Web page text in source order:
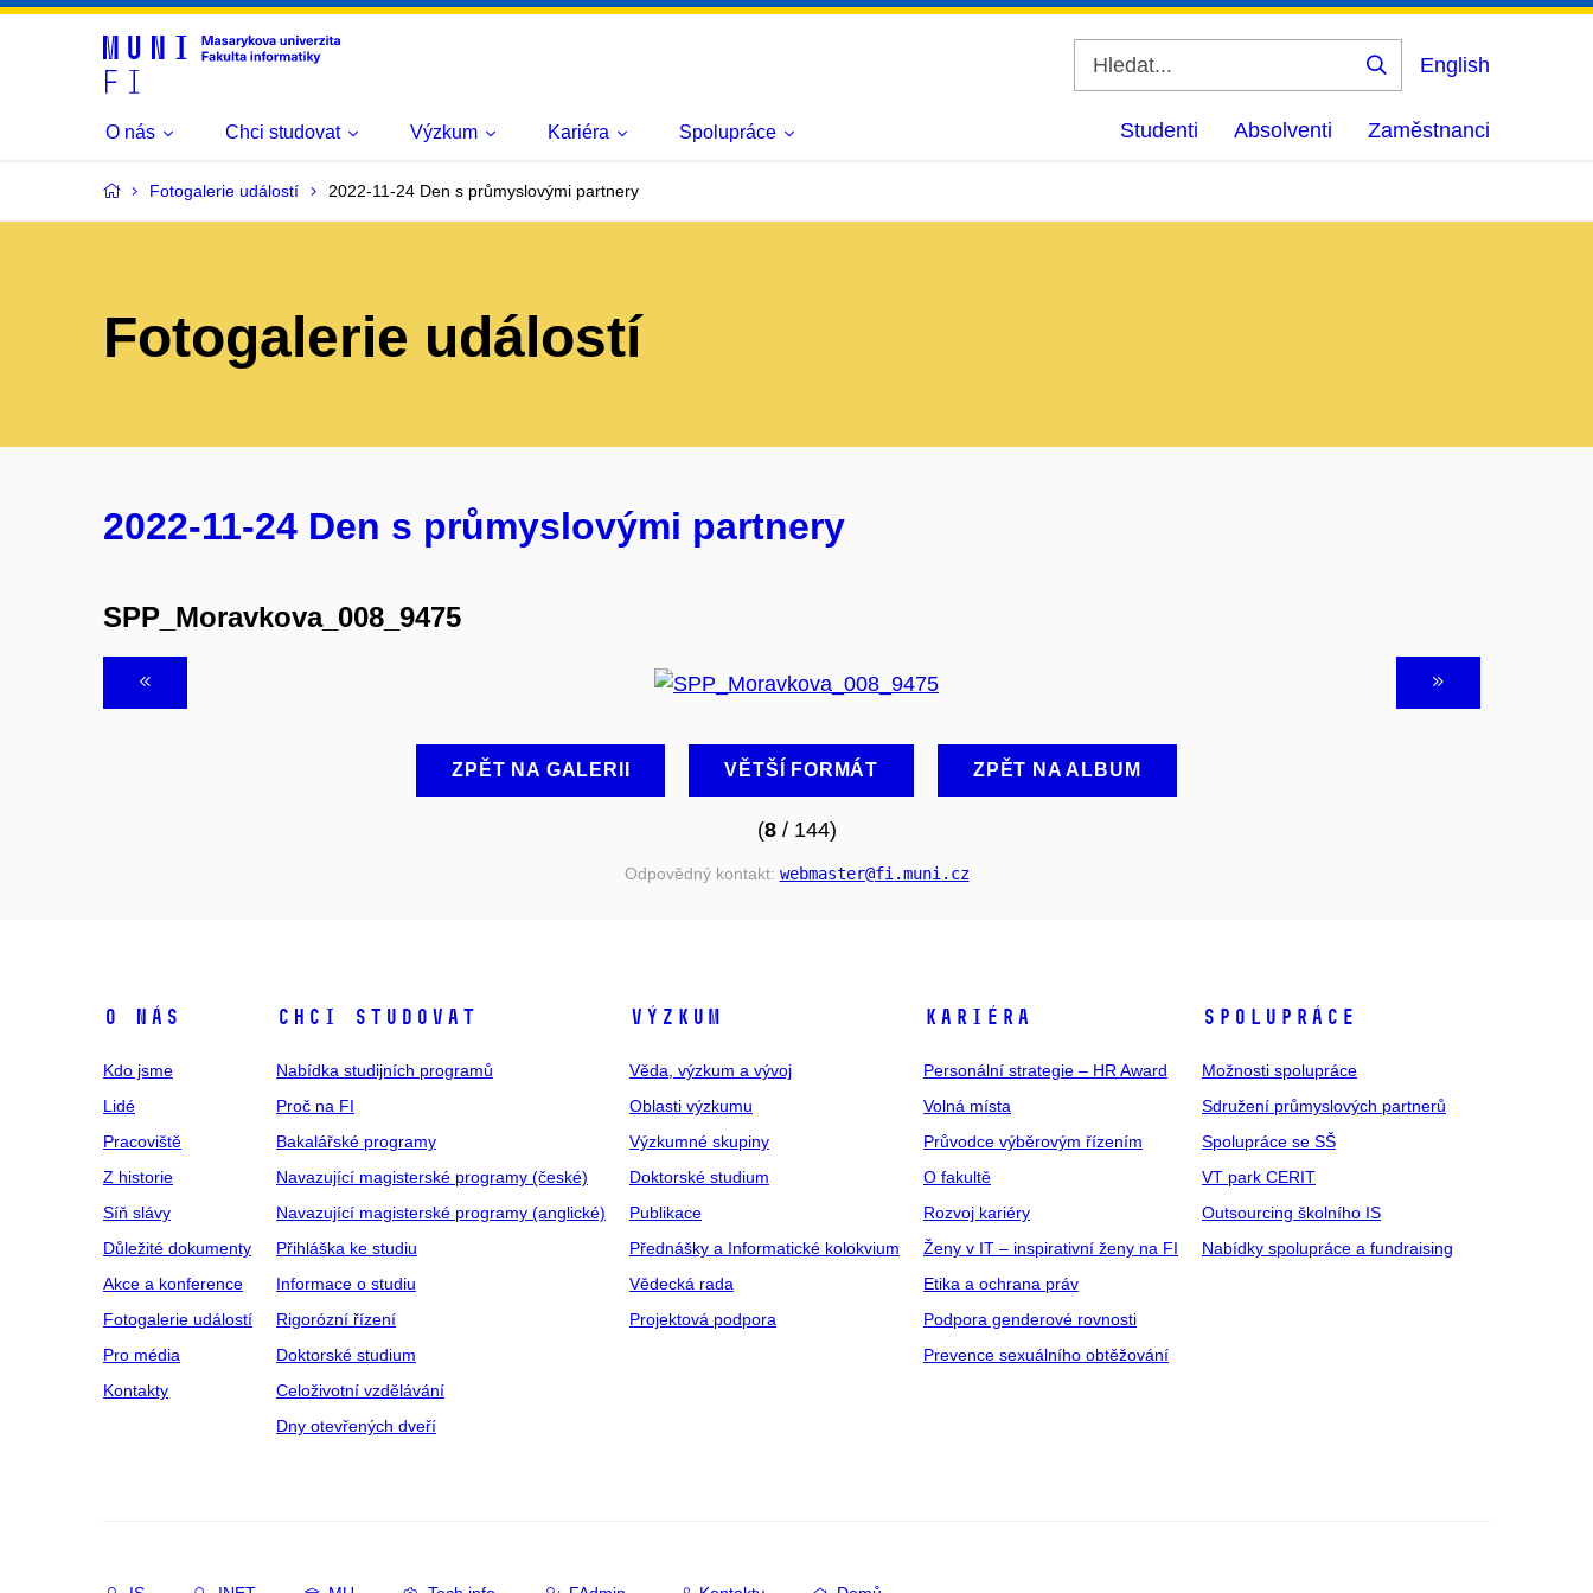
Vyhledat
English
O nás Chci studovat Výzkum Kariéra Spolupráce Studenti Absolventi Zaměstnanci
Fotogalerie událostí 2022-11-24 Den s průmyslovými partnery
Fotogalerie událostí
2022-11-24 Den s průmyslovými partnery
SPP_Moravkova_008_9475
ZPĚT NA GALERII VĚTŠÍ FORMÁT ZPĚT NA ALBUM
(8/ 144)
Odpovědný kontakt: webmaster@fi .muni .cz
O NÁS
Kdo jsme
Lidé
Pracoviště
Z historie
Síň slávy
Důležité dokumenty
Akce a konference
Fotogalerie událostí
Pro média
Kontakty
CHCI STUDOVAT
Nabídka studijních programů
Proč na FI
Bakalářské programy
Navazující magisterské programy (české)
Navazující magisterské programy (anglické)
Přihláška ke studiu
Informace o studiu
Rigorózní řízení
Doktorské studium
Celoživotní vzdělávání
Dny otevřených dveří
VÝZKUM
Věda, výzkum a vývoj
Oblasti výzkumu
Výzkumné skupiny
Doktorské studium
Publikace
Přednášky a Informatické kolokvium
Vědecká rada
Projektová podpora
KARIÉRA
Personální strategie – HR Award
Volná místa
Průvodce výběrovým řízením
O fakultě
Rozvoj kariéry
Ženy v IT – inspirativní ženy na FI
Etika a ochrana práv
Podpora genderové rovnosti
Prevence sexuálního obtěžování
SPOLUPRÁCE
Možnosti spolupráce
Sdružení průmyslových partnerů
Spolupráce se SŠ
VT park CERIT
Outsourcing školního IS
Nabídky spolupráce a fundraising